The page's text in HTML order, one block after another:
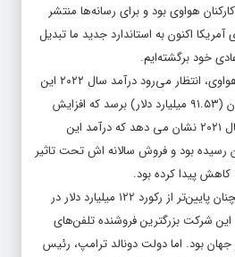
هواوی بود و برای رسانه‌ها منتشر
اکنون به استاندارد جدید ما تبدیل
خود برگشته‌ایم.
به گفته رئیس هیات مدیره هواوی، انتظار می‌رود درآمد سال ۲۰۲۲ این
شرکت، به ۶۳۶.۹ میلیارد یوان (۹۱.۵۳ میلیارد دلار) برسد که افزایش
بسیار اندکی در مقایسه با سال ۲۰۲۱ نشان می دهد که درآمد این
یوان رسیده بود و فروش سالانه اش تحت تاثیر
درآمد سال ۲۰۲۲ هواوی همچنان پایین‌تر از رکورد ۱۲۲ میلیارد دلار در
این شرکت بزرگترین فروشنده تلفن‌های
بود. اما دولت دونالد ترامپ، رئیس